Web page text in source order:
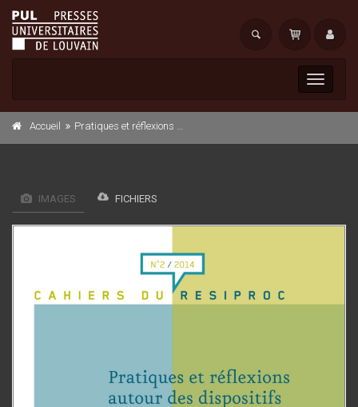
Toggle
Accueil Pratiques et réflexions autour des dispositifs d'apprentissage et de formation des communicateurs
IMAGES FICHIERS